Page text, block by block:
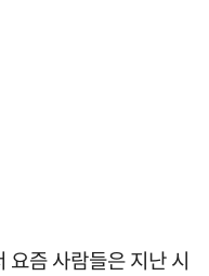
즘 사람들은 지난 시